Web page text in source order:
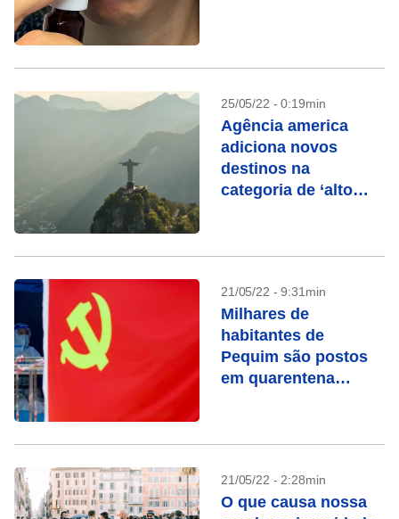
25/05/22 - 0:19min
Agência america
adiciona novos
destinos na
categoria de ‘alto
21/05/22 - 9:31min
Milhares de
habitantes de
Pequim são postos
em quarentena
21/05/22 - 2:28min
O que causa nossa